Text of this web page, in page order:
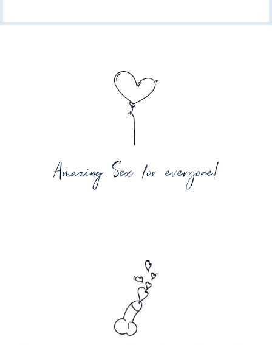
Amazing Sex for everyone!